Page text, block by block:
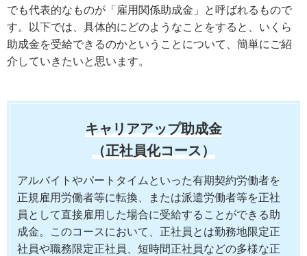
でも代表的なものが「雇用関係助成金」と呼ばれるもので
す。以下では、具体的にどのようなことをすると、いくら
助成金を受給できるのかということについて、簡単にご紹
介していきたいと思います。
キャリアアップ助成金
（正社員化コース）
アルバイトやパートタイムといった有期契約労働者を
正規雇用労働者等に転換、または派遣労働者等を正社
員として直接雇用した場合に受給することができる助
成金。このコースにおいて、正社員とは勤務地限定正
社員や職務限定正社員、短時間正社員などの多様な正